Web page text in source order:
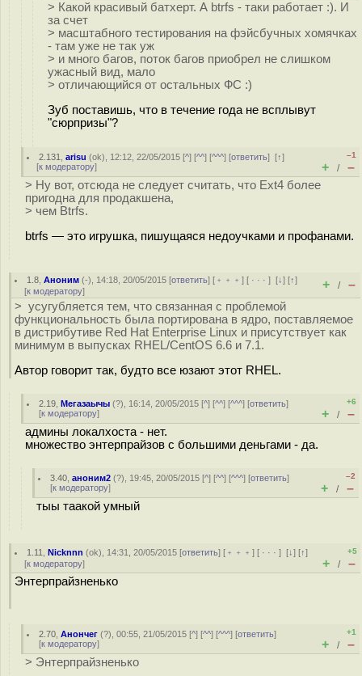
> Какой красивый батхерт. А btrfs - таки работает :). И
за счет
> масштабного тестирования на фэйсбучных хомячках
- там уже не так уж
> и много багов, поток багов приобрел не слишком
ужасный вид, мало
> отличающийся от остальных ФС :)
Зуб поставишь, что в течение года не всплывут
"сюрпризы"?
2.131 ,arisu (ok), 12:12, 22/05/2015 [^] [^^] [^^^] [ответить][↑]
[к модератору]
–1
+ / –
> Ну вот, отсюда не следует считать, что Ext4 более
пригодна для продакшена,
> чем Btrfs.
btrfs — это игрушка, пишущаяся недоучками и профанами.
1.8 ,Аноним (-), 14:18, 20/05/2015 [ответить] [ ﹢﹢﹢] [ · · ·][↓] [↑]
[к модератору] + / –
> усугубляется тем, что связанная с проблемой
функциональность была портирована в ядро, поставляемое
в дистрибутиве Red Hat Enterprise Linux и присутствует как
минимум в выпусках RHEL/CentOS 6.6 и 7.1.
Автор говорит так, будто все юзают этот RHEL.
2.19 ,Мегазаычы (?), 16:14, 20/05/2015 [^] [^^] [^^^] [ответить]
[к модератору]
+6
+ / –
админы локалхоста - нет.
множество энтерпрайзов с большими деньгами - да.
3.40 ,аноним2 (?), 19:45, 20/05/2015 [^] [^^] [^^^] [ответить]
[к модератору]
–2
+ / –
тыы таакой умный
1.11 ,Nicknnn (ok), 14:31, 20/05/2015 [ответить] [ ﹢﹢﹢] [ · · ·][↓] [↑]
[к модератору]
+5
+ / –
Энтерпрайзненько
2.70 ,Анончег (?), 00:55, 21/05/2015 [^] [^^] [^^^] [ответить]
[к модератору]
+1
+ / –
> Энтерпрайзненько